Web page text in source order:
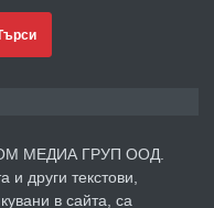
преди 4 дни
МЕДИА ГРУП ООД.
и други текстови,
в сайта, са